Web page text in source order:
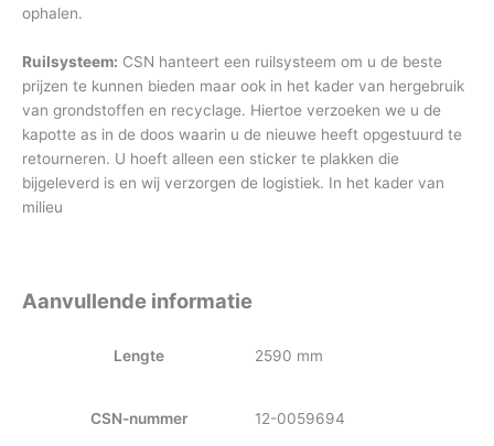
ophalen.
Ruilsysteem: CSN hanteert een ruilsysteem om u de beste
prijzen te kunnen bieden maar ook in het kader van hergebruik
van grondstoffen en recyclage. Hiertoe verzoeken we u de
kapotte as in de doos waarin u de nieuwe heeft opgestuurd te
retourneren. U hoeft alleen een sticker te plakken die
bijgeleverd is en wij verzorgen de logistiek. In het kader van
milieu
Aanvullende informatie
Lengte 2590 mm
CSN-nummer 12-0059694